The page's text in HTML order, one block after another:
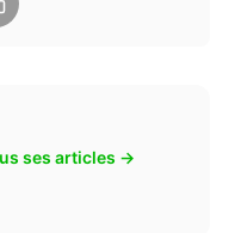
ses articles →